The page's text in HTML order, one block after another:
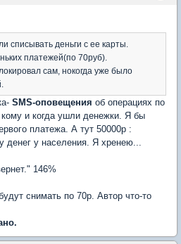
списывать деньги с ее карты.
платежей(по 70руб).
сам, нокогда уже было
SMS-оповещения об операциях по
кому и когда ушли денежки. Я бы
платежа. А тут 50000р :
денег у населения. Я хренею...
146%
снимать по 70р. Автор что-то